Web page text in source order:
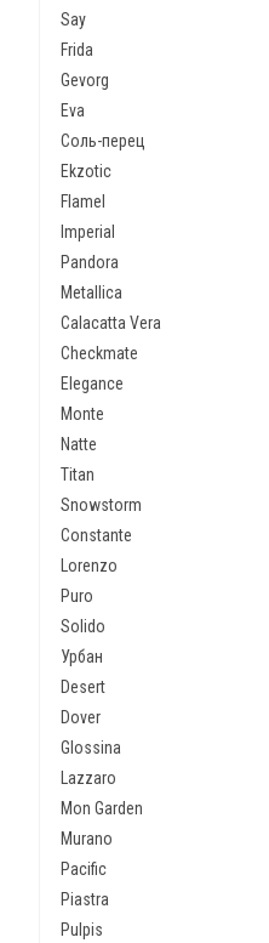
Say
Frida
Gevorg
Eva
Соль-перец
Ekzotic
Flamel
Imperial
Pandora
Metallica
Calacatta Vera
Checkmate
Elegance
Monte
Natte
Titan
Snowstorm
Constante
Lorenzo
Puro
Solido
Урбан
Desert
Dover
Glossina
Lazzaro
Mon Garden
Murano
Pacific
Piastra
Pulpis